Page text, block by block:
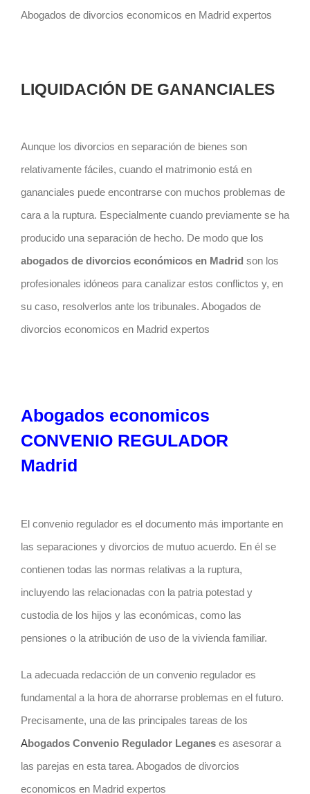
Abogados de divorcios economicos en Madrid expertos
LIQUIDACIÓN DE GANANCIALES
Aunque los divorcios en separación de bienes son
relativamente fáciles, cuando el matrimonio está en
gananciales puede encontrarse con muchos problemas de
cara a la ruptura. Especialmente cuando previamente se ha
producido una separación de hecho. De modo que los
abogados de divorcios económicos en Madrid son los
profesionales idóneos para canalizar estos conflictos y, en
su caso, resolverlos ante los tribunales. Abogados de
divorcios economicos en Madrid expertos
Abogados economicos
CONVENIO REGULADOR
Madrid
El convenio regulador es el documento más importante en
las separaciones y divorcios de mutuo acuerdo. En él se
contienen todas las normas relativas a la ruptura,
incluyendo las relacionadas con la patria potestad y
custodia de los hijos y las económicas, como las
pensiones o la atribución de uso de la vivienda familiar.
La adecuada redacción de un convenio regulador es
fundamental a la hora de ahorrarse problemas en el futuro.
Precisamente, una de las principales tareas de los
Abogados Convenio Regulador Leganes es asesorar a
las parejas en esta tarea. Abogados de divorcios
economicos en Madrid expertos